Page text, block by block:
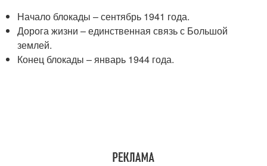
Начало блокады – сентябрь 1941 года.
Дорога жизни – единственная связь с Большой
землей.
Конец блокады – январь 1944 года.